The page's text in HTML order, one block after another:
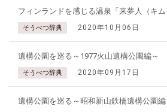
フィンランドを感じる温泉「来夢人（キム
そうべつ辞典 2020年10月06日
遺構公園を巡る～1977火山遺構公園編～
そうべつ辞典 2020年09月17日
遺構公園を巡る～昭和新山鉄橋遺構公園編